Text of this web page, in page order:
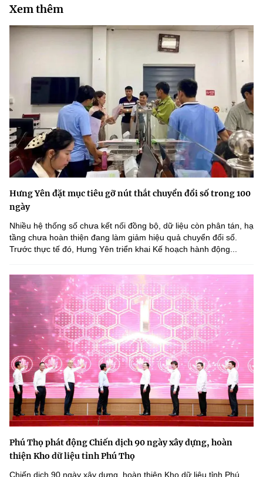
Xem thêm
Hưng Yên đặt mục tiêu gỡ nút thắt chuyển đổi số trong 100
ngày
Nhiều hệ thống số chưa kết nối đồng bộ, dữ liệu còn phân tán, hạ
tầng chưa hoàn thiện đang làm giảm hiệu quả chuyển đổi số.
Trước thực tế đó, Hưng Yên triển khai Kế hoạch hành động...
Phú Thọ phát động Chiến dịch 90 ngày xây dựng, hoàn
thiện Kho dữ liệu tỉnh Phú Thọ
Chiến dịch 90 ngày xây dựng, hoàn thiện Kho dữ liệu tỉnh Phú